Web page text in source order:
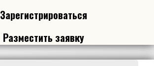
Зарегистрироваться
Разместить заявку